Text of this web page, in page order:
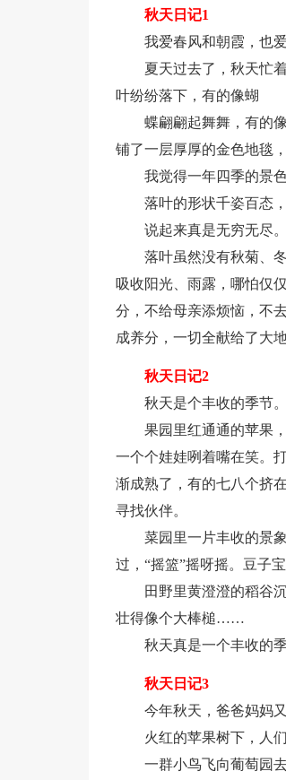
秋天日记1
我爱春风和朝霞，也
夏天过去了，秋天忙
叶纷纷落下，有的像蝴
蝶翩翩起舞舞，有的
铺了一层厚厚的金色地毯
我觉得一年四季的景
落叶的形状千姿百态
说起来真是无穷无尽。
落叶虽然没有秋菊、
吸收阳光、雨露，哪怕仅
分，不给母亲添烦恼，不
成养分，一切全献给了大地
秋天日记2
秋天是个丰收的季节。
果园里红通通的苹果
一个个娃娃咧着嘴在笑。
渐成熟了，有的七八个挤
寻找伙伴。
菜园里一片丰收的景
过，“摇篮”摇呀摇。豆子
田野里黄澄澄的稻谷
壮得像个大棒槌……
秋天真是一个丰收的
秋天日记3
今年秋天，爸爸妈妈
火红的苹果树下，人
一群小鸟飞向葡萄园